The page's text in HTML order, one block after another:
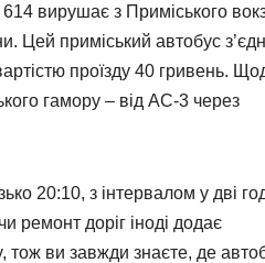
вирушає з Приміського
Цей приміський автобус
проїзду 40 гривень.
гамору – від АС-3 через
20:10, з інтервалом у дві
ремонт доріг іноді додає
тож ви завжди знаєте, де